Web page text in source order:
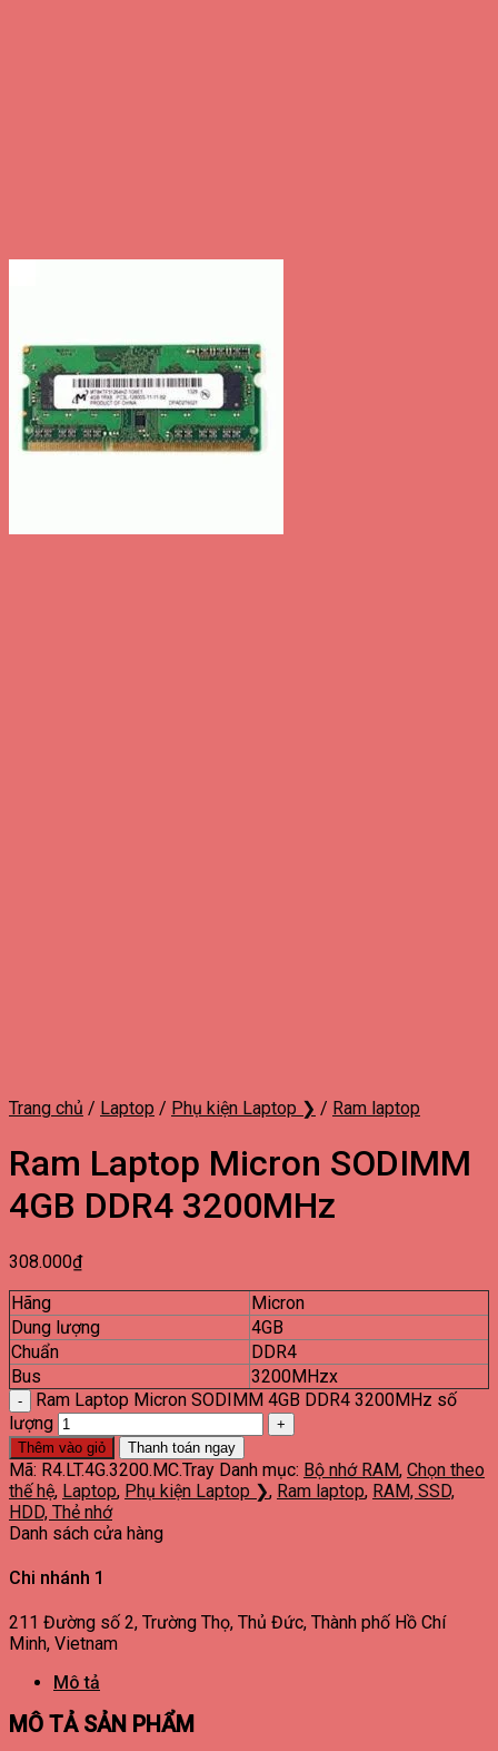
Trang chủ / Laptop / Phụ kiện Laptop ❯ / Ram laptop
Ram Laptop Micron SODIMM
4GB DDR4 3200MHz
308.000₫
Hãng
Micron
Dung lượng
4GB
Chuẩn
DDR4
Bus
3200MHzx
Ram Laptop Micron SODIMM 4GB DDR4 3200MHz số
lượng
Thêm vào giỏ Thanh toán ngay
Mã: R4.LT.4G.3200.MC.Tray Danh mục: Bộ nhớ RAM, Chọn theo
thế hệ, Laptop, Phụ kiện Laptop ❯, Ram laptop, RAM, SSD,
HDD, Thẻ nhớ
Danh sách cửa hàng
Chi nhánh 1
211 Đường số 2, Trường Thọ, Thủ Đức, Thành phố Hồ Chí
Minh, Vietnam
Mô tả
MÔ TẢ SẢN PHẨM